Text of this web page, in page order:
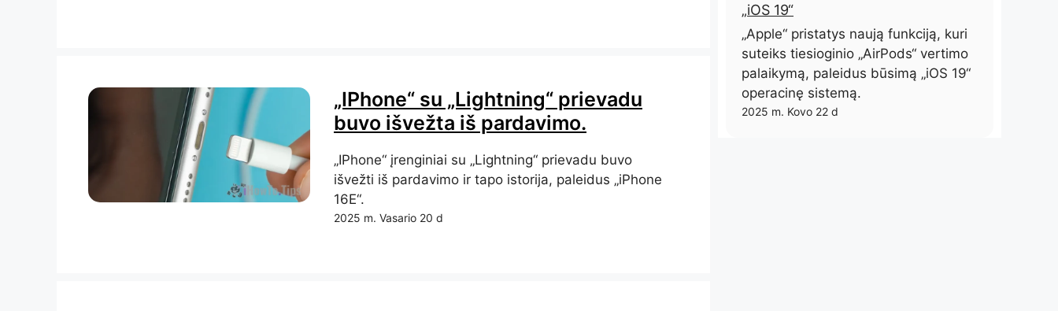
„IPhone“ su „Lightning“ prievadu
buvo išvežta iš pardavimo.
„IPhone“ įrenginiai su „Lightning“ prievadu buvo
išvežti iš pardavimo ir tapo istorija, paleidus „iPhone
16E“.
2025 m. Vasario 20 d
„iOS 19“
„Apple“ pristatys naują funkciją, kuri
suteiks tiesioginio „AirPods“ vertimo
palaikymą, paleidus būsimą „iOS 19“
operacinę sistemą.
2025 m. Kovo 22 d